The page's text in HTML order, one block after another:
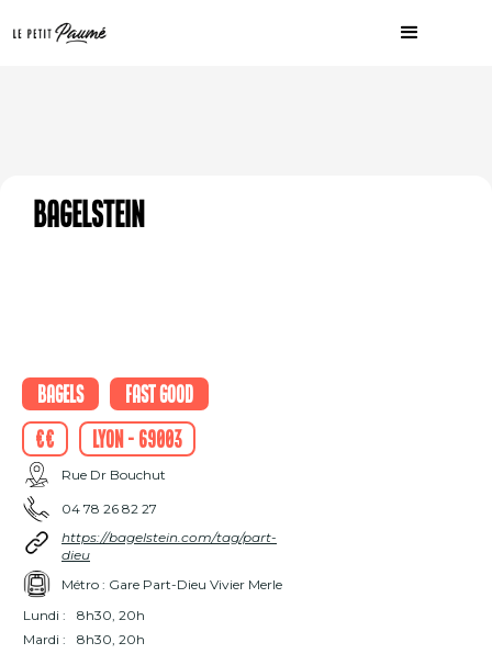
Bagelstein
Bagels
Fast good
€€
Lyon - 69003
Rue Dr Bouchut
04 78 26 82 27
https://bagelstein.com/tag/part-
dieu
Métro : Gare Part-Dieu Vivier Merle
Lundi :
8h30, 20h
Mardi :
8h30, 20h